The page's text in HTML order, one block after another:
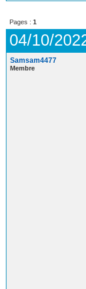
Pages : 1
04/10/
Samsam4477
Membre